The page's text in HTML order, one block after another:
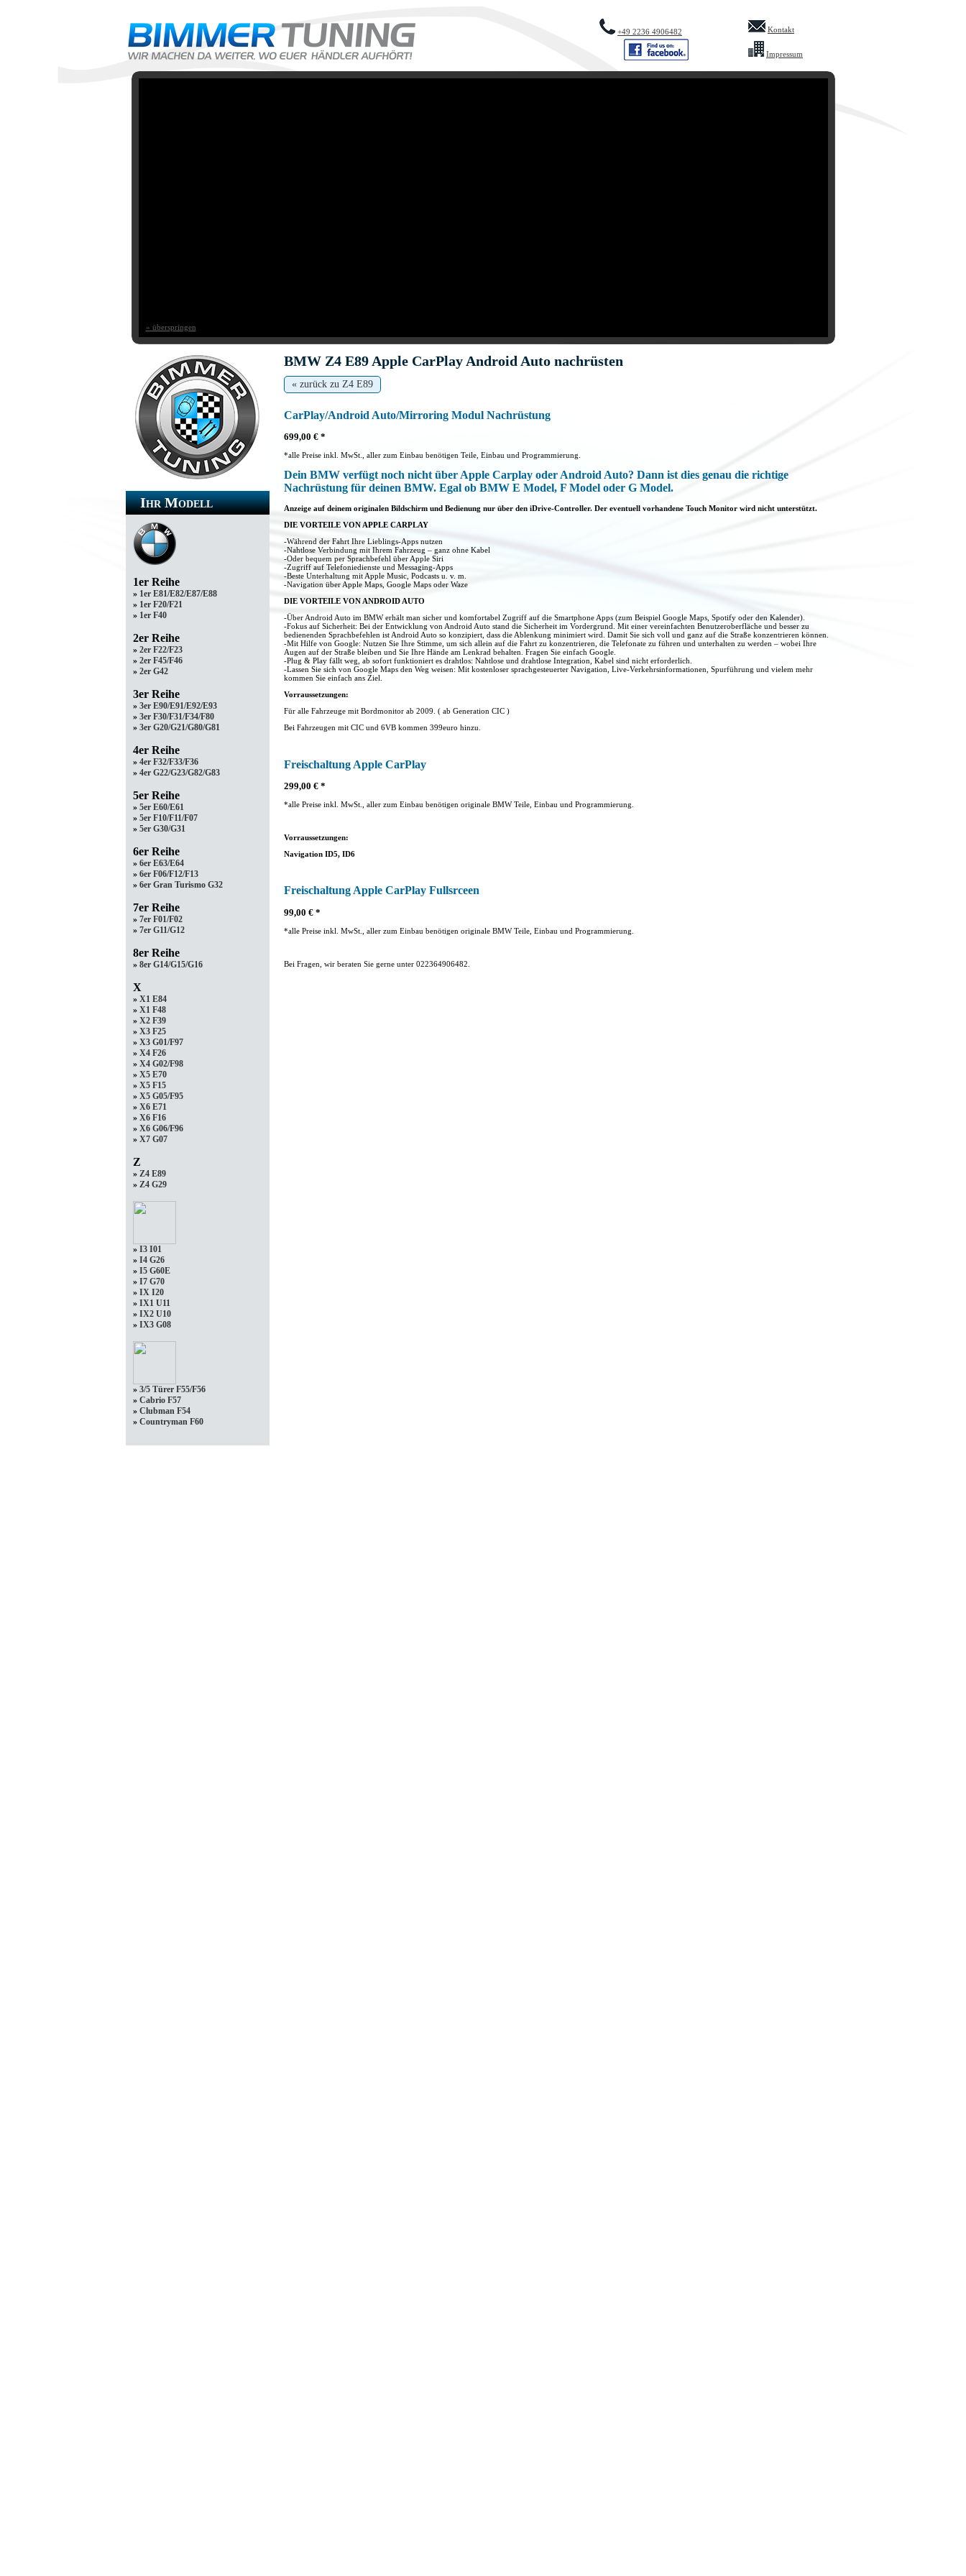
+49 2236 4906482 Kontakt
Impressum
» überspringen
Ihr Modell
1er Reihe
» 1er E81/E82/E87/E88
» 1er F20/F21
» 1er F40
2er Reihe
» 2er F22/F23
» 2er F45/F46
» 2er G42
3er Reihe
» 3er E90/E91/E92/E93
» 3er F30/F31/F34/F80
» 3er G20/G21/G80/G81
4er Reihe
» 4er F32/F33/F36
» 4er G22/G23/G82/G83
5er Reihe
» 5er E60/E61
» 5er F10/F11/F07
» 5er G30/G31
6er Reihe
» 6er E63/E64
» 6er F06/F12/F13
» 6er Gran Turismo G32
7er Reihe
» 7er F01/F02
» 7er G11/G12
8er Reihe
» 8er G14/G15/G16
X
» X1 E84
» X1 F48
» X2 F39
» X3 F25
» X3 G01/F97
» X4 F26
» X4 G02/F98
» X5 E70
» X5 F15
» X5 G05/F95
» X6 E71
» X6 F16
» X6 G06/F96
» X7 G07
Z
» Z4 E89
» Z4 G29
» I3 I01
» I4 G26
» I5 G60E
» I7 G70
» IX I20
» IX1 U11
» IX2 U10
» IX3 G08
» 3/5 Türer F55/F56
» Cabrio F57
» Clubman F54
» Countryman F60
BMW Z4 E89 Apple CarPlay Android Auto nachrüsten
« zurück zu Z4 E89
CarPlay/Android Auto/Mirroring Modul Nachrüstung
699,00 € *
*alle Preise inkl. MwSt., aller zum Einbau benötigen Teile, Einbau und Programmierung.
Dein BMW verfügt noch nicht über Apple Carplay oder Android Auto? Dann ist dies genau die richtige
Nachrüstung für deinen BMW. Egal ob BMW E Model, F Model oder G Model.
Anzeige auf deinem originalen Bildschirm und Bedienung nur über den iDrive-Controller. Der eventuell vorhandene Touch Monitor wird nicht unterstützt.
DIE VORTEILE VON APPLE CARPLAY
-Während der Fahrt Ihre Lieblings-Apps nutzen
-Nahtlose Verbindung mit Ihrem Fahrzeug – ganz ohne Kabel
-Oder bequem per Sprachbefehl über Apple Siri
-Zugriff auf Telefoniedienste und Messaging-Apps
-Beste Unterhaltung mit Apple Music, Podcasts u. v. m.
-Navigation über Apple Maps, Google Maps oder Waze
DIE VORTEILE VON ANDROID AUTO
-Über Android Auto im BMW erhält man sicher und komfortabel Zugriff auf die Smartphone Apps (zum Beispiel Google Maps, Spotify oder den Kalender).
-Fokus auf Sicherheit: Bei der Entwicklung von Android Auto stand die Sicherheit im Vordergrund. Mit einer vereinfachten Benutzeroberfläche und besser zu
bedienenden Sprachbefehlen ist Android Auto so konzipiert, dass die Ablenkung minimiert wird. Damit Sie sich voll und ganz auf die Straße konzentrieren können.
-Mit Hilfe von Google: Nutzen Sie Ihre Stimme, um sich allein auf die Fahrt zu konzentrieren, die Telefonate zu führen und unterhalten zu werden – wobei Ihre
Augen auf der Straße bleiben und Sie Ihre Hände am Lenkrad behalten. Fragen Sie einfach Google.
-Plug & Play fällt weg, ab sofort funktioniert es drahtlos: Nahtlose und drahtlose Integration, Kabel sind nicht erforderlich.
-Lassen Sie sich von Google Maps den Weg weisen: Mit kostenloser sprachgesteuerter Navigation, Live-Verkehrsinformationen, Spurführung und vielem mehr
kommen Sie einfach ans Ziel.
Vorraussetzungen:
Für alle Fahrzeuge mit Bordmonitor ab 2009. ( ab Generation CIC )
Bei Fahrzeugen mit CIC und 6VB kommen 399euro hinzu.
Freischaltung Apple CarPlay
299,00 € *
*alle Preise inkl. MwSt., aller zum Einbau benötigen originale BMW Teile, Einbau und Programmierung.
Vorraussetzungen:
Navigation ID5, ID6
Freischaltung Apple CarPlay Fullsrceen
99,00 € *
*alle Preise inkl. MwSt., aller zum Einbau benötigen originale BMW Teile, Einbau und Programmierung.
Bei Fragen, wir beraten Sie gerne unter 022364906482.